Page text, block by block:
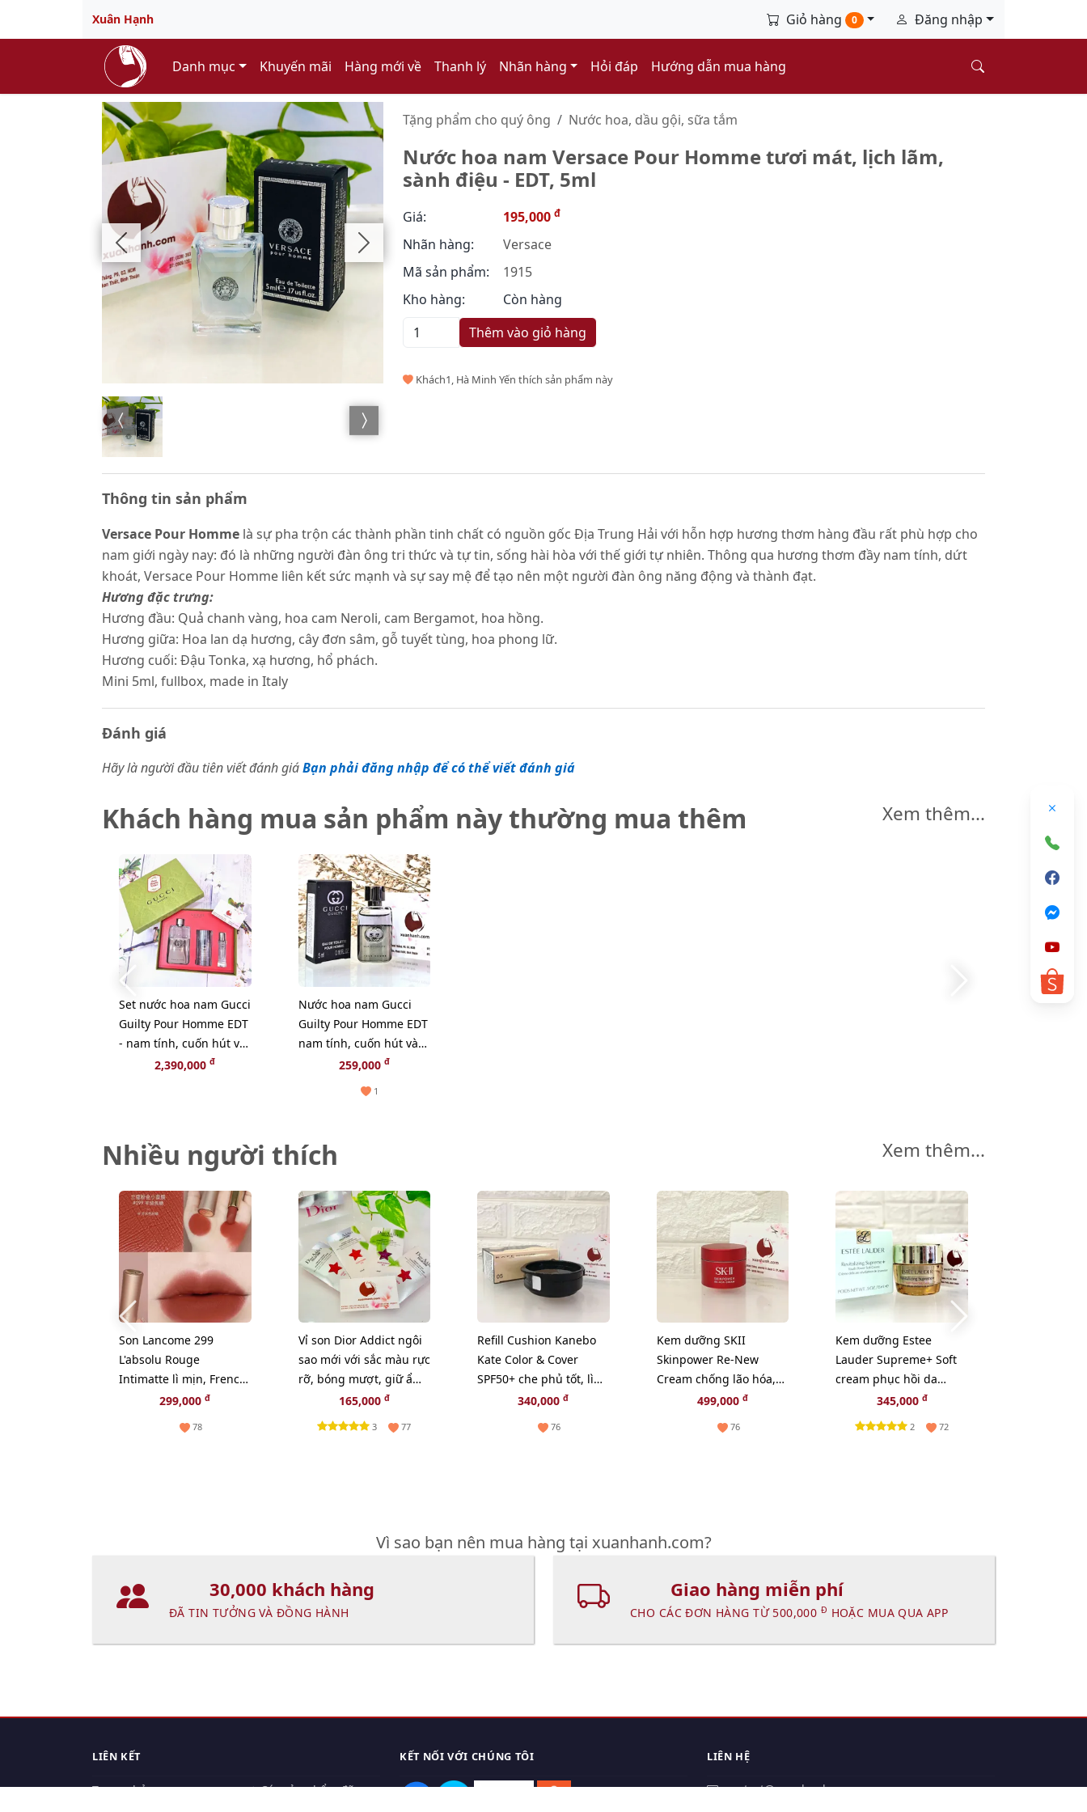
Xuân Hạnh Giỏ hàng 0 Đăng nhập
Danh mục Khuyến mãi Hàng mới về Thanh lý Nhãn hàng Hỏi đáp Hướng dẫn mua hàng
Tặng phẩm cho quý ông Nước hoa, dầu gội, sữa tắm
Nước hoa nam Versace Pour Homme tươi mát, lịch lãm,
sành điệu - EDT, 5ml
Giá: 195,000 đ
Nhãn hàng:
Versace
Mã sản phẩm:
1915
Kho hàng:
Còn hàng
Thêm vào giỏ hàng
Khách1, Hà Minh Yến thích sản phẩm này
Thông tin sản phẩm
Versace Pour Homme là sự pha trộn các thành phần tinh chất có nguồn gốc Địa Trung Hải với hỗn hợp hương thơm hàng đầu rất phù hợp cho
nam giới ngày nay: đó là những người đàn ông tri thức và tự tin, sống hài hòa với thế giới tự nhiên. Thông qua hương thơm đầy nam tính, dứt
khoát, Versace Pour Homme liên kết sức mạnh và sự say mệ để tạo nên một người đàn ông năng động và thành đạt.
Hương đặc trưng:
Hương đầu: Quả chanh vàng, hoa cam Neroli, cam Bergamot, hoa hồng.
Hương giữa: Hoa lan dạ hương, cây đơn sâm, gỗ tuyết tùng, hoa phong lữ.
Hương cuối: Đậu Tonka, xạ hương, hổ phách.
Mini 5ml, fullbox, made in Italy
Đánh giá
Hãy là người đầu tiên viết đánh giáBạn phải đăng nhập để có thể viết đánh giá
Khách hàng mua sản phẩm này thường mua thêm Xem thêm...
Set nước hoa nam Gucci
Guilty Pour Homme EDT
- nam tính, cuốn hút và
đam mê (HOT)
2,390,000đ
Nước hoa nam Gucci
Guilty Pour Homme EDT
nam tính, cuốn hút và
đam mê - 5ml (NEW)
259,000 đ
1
Nhiều người thích Xem thêm...
Son Lancome 299
L'absolu Rouge
Intimatte lì mịn, French
Cashmere cam đỏ gạch
299,000đ
78
Vỉ son Dior Addict ngôi
sao mới với sắc màu rực
rỡ, bóng mượt, giữ ẩm
165,000 đ
3 77
Refill Cushion Kanebo
Kate Color & Cover
SPF50+ che phủ tốt, lì
mịn, #05 sáng tự nhiên.
340,000đ
76
Kem dưỡng SKII
Skinpower Re-New
Cream chống lão hóa,
phục hồi nuôi dưỡng
499,000đ
76
Kem dưỡng Estee
Lauder Supreme+ Soft
cream phục hồi da
chuyên sâu, 15ml
345,000 đ
2 72
Vì sao bạn nên mua hàng tại xuanhanh.com?
30,000 khách hàng
ĐÃ TIN TƯỞNG VÀ ĐỒNG HÀNH
Giao hàng miễn phí
CHO CÁC ĐƠN HÀNG TỪ 500,000 Đ HOẶC MUA QUA APP
LIÊN KẾT
Trang chủ
Các sản phẩm đã
KẾT NỐI VỚI CHÚNG TÔI LIÊN HỆ
contact@xuanhanh.vn